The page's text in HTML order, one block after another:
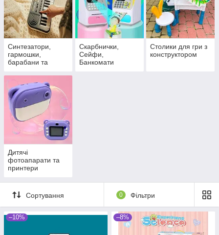
Синтезатори,
гармошки,
барабани та
Скарбнички,
Сейфи,
Банкомати
Столики для гри з
конструктором
Дитячі
фотоапарати та
принтери
Сортування 0 Фільтри
–10% –8%